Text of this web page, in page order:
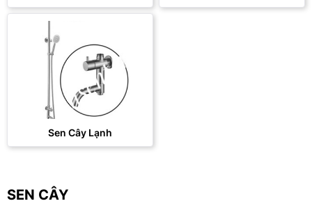
Sen Cây Lạnh
SEN CÂY